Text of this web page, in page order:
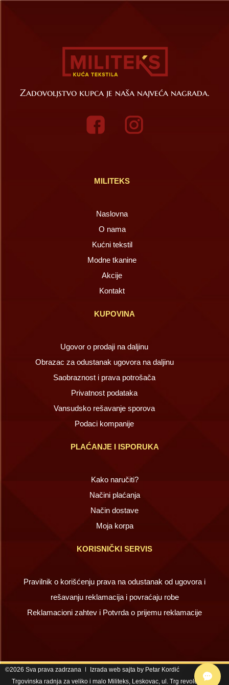
Zadovoljstvo kupca je naša najveća nagrada.
MILITEKS
Naslovna
O nama
Kućni tekstil
Modne tkanine
Akcije
Kontakt
KUPOVINA
Ugovor o prodaji na daljinu
Obrazac za odustanak ugovora na daljinu
Saobraznost i prava potrošača
Privatnost podataka
Vansudsko rešavanje sporova
Podaci kompanije
PLAĆANJE I ISPORUKA
Kako naručiti?
Načini plaćanja
Način dostave
Moja korpa
KORISNIČKI SERVIS
Pravilnik o korišćenju prava na odustanak od ugovora i
rešavanju reklamacija i povraćaju robe
Reklamacioni zahtev i Potvrda o prijemu reklamacije
©2026 Sva prava zadrzana
Izrada web sajta by Petar Kordić
Trgovinska radnja za veliko i malo Militeks, Leskovac, ul. Trg revolucije 67,